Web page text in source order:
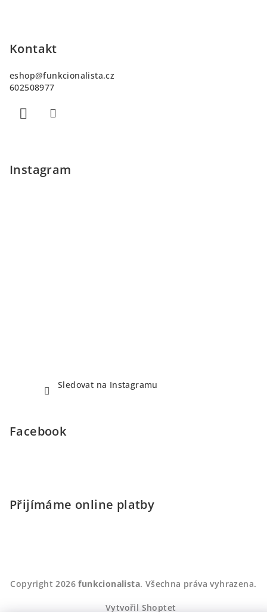
Kontakt
eshop@funkcionalista.cz
602508977
Instagram
Sledovat na Instagramu
Facebook
Přijímáme online platby
Copyright 2026funkcionalista. Všechna práva vyhrazena.
Vytvořil Shoptet